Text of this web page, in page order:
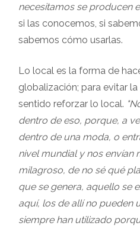
necesitamos se producen
si las conocemos, si
sabemos cómo usarlas.
Lo local es la forma de
globalización; para evitar
sentido reforzar lo local.
dentro de eso, porque, a
dentro de una moda, o
nivel mundial y nos envían
milagroso, de no sé qué
que se genera, aquello se
aquí, los de allí no pueden
siempre han utilizado